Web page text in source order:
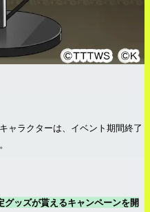
ャラクターは、イベント期間終了
ッズが貰えるキャンペーンを開